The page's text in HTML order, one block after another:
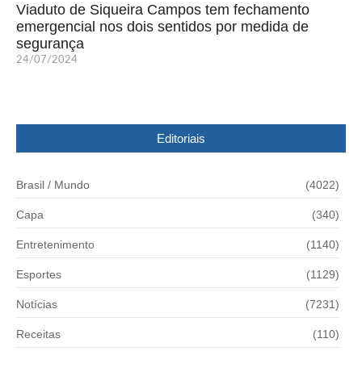
Viaduto de Siqueira Campos tem fechamento
emergencial nos dois sentidos por medida de
segurança
24/07/2024
Editoriais
Brasil / Mundo (4022)
Capa (340)
Entretenimento (1140)
Esportes (1129)
Notícias (7231)
Receitas (110)